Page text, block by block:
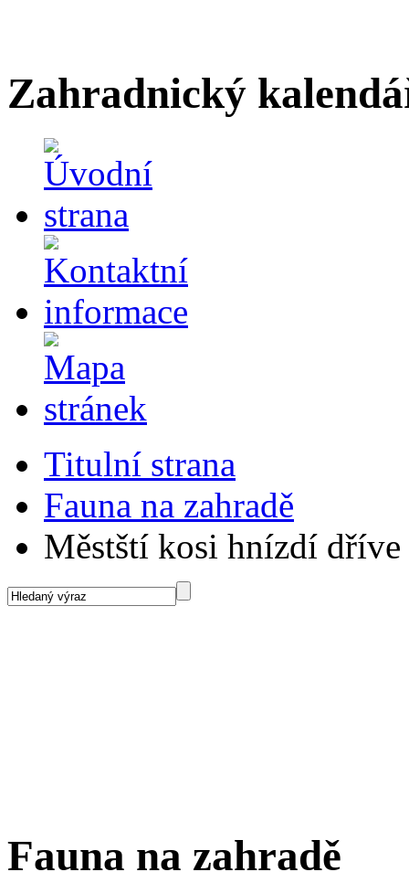
Zahradnický
Titulní strana
Fauna na zahradě
Městští kosi hnízdí
Fauna na zahradě